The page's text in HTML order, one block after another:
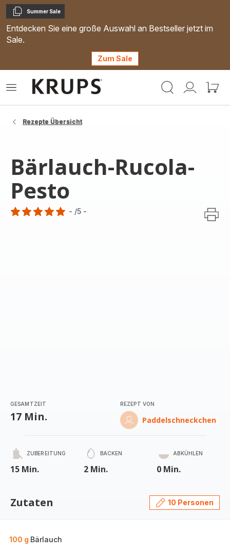
Kopieren
Summer Sale
Entdecken Sie eine große Auswahl an Bestseller jetzt im
Sale.
Zum Sale
Mein
Mein
Das
Rezepte Übersicht
Bärlauch-Rucola-
Pesto
- /5 -
GESAMTZEIT
17 Min.
REZEPT VON
Paddelschneckchen
ZUBEREITUNG
15 Min.
BACKEN
2 Min.
ABKÜHLEN
0 Min.
Zutaten 10 Personen
100 g Bärlauch